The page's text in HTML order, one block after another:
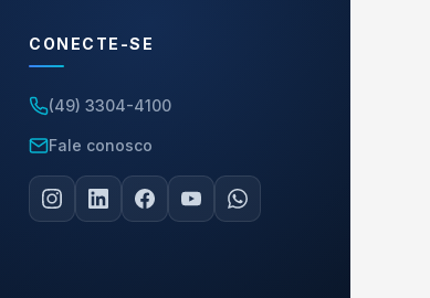
CONECTE-SE
(49) 3304-4100
Fale conosco